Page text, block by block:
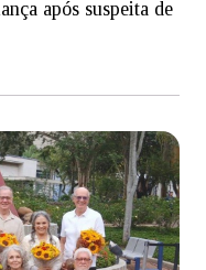
após suspeita de